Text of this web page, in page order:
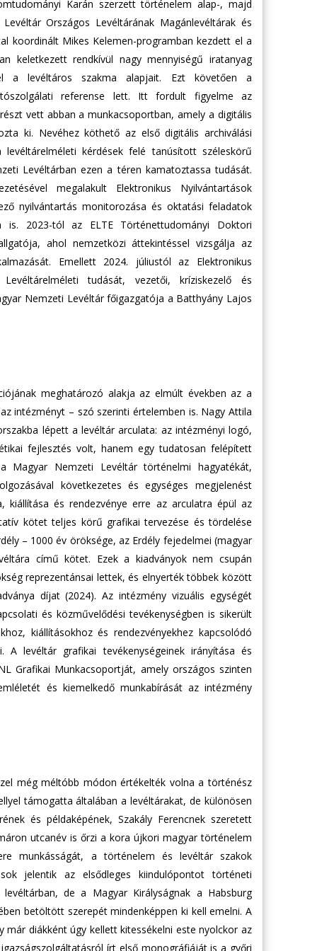
Karán szerzett történelem alap-, majd
Országos Levéltárának Magánlevéltárak és
koordinált Mikes Kelemen-programban kezdett el a
keletkezett rendkívül nagy mennyiségű iratanyag
a levéltáros szakma alapjait. Ezt követően a
referense lett. Itt fordult figyelme az
vett abban a munkacsoportban, amely a digitális
ki. Nevéhez köthető az első digitális archiválási
kérdések felé tanúsított széleskörű
Levéltárban ezen a téren kamatoztassa tudását.
megalakult Elektronikus Nyilvántartások
nyilvántartás monitorozása és oktatási feladatok
is. 2023-tól az ELTE Történettudományi Doktori
ahol nemzetközi áttekintéssel vizsgálja az
Emellett 2024. júliustól az Elektronikus
tudását, vezetői, kríziskezelő és
Nemzeti Levéltár főigazgatója a Batthyány Lajos
meghatározó alakja az elmúlt években az a
intézményt – szó szerinti értelemben is. Nagy Attila
lépett a levéltár arculata: az intézményi logó,
fejlesztés volt, hanem egy tudatosan felépített
Magyar Nemzeti Levéltár történelmi hagyatékát,
következetes és egységes megjelenést
és rendezvénye erre az arculatra épül az
kötet teljes körű grafikai tervezése és tördelése
– 1000 év öröksége, az Erdély fejedelmei (magyar
című kötet. Ezek a kiadványok nem csupán
reprezentánsai lettek, és elnyerték többek között
díjat (2024). Az intézmény vizuális egységét
és közművelődési tevékenységben is sikerült
kiállításokhoz és rendezvényekhez kapcsolódó
A levéltár grafikai tevékenységeinek irányítása és
Grafikai Munkacsoportját, amely országos szinten
és kiemelkedő munkabírását az intézmény
még méltóbb módon értékelték volna a történész
támogatta általában a levéltárakat, de különösen
és példaképének, Szakály Ferencnek szeretett
utcanév is őrzi a kora újkori magyar történelem
munkásságát, a történelem és levéltár szakok
jelentik az elsődleges kiindulópontot történeti
de a Magyar Királyságnak a Habsburg
betöltött szerepét mindenképpen ki kell emelni. A
diákként úgy kellett kitessékelni este nyolckor az
írt első monográfiáját is a győri